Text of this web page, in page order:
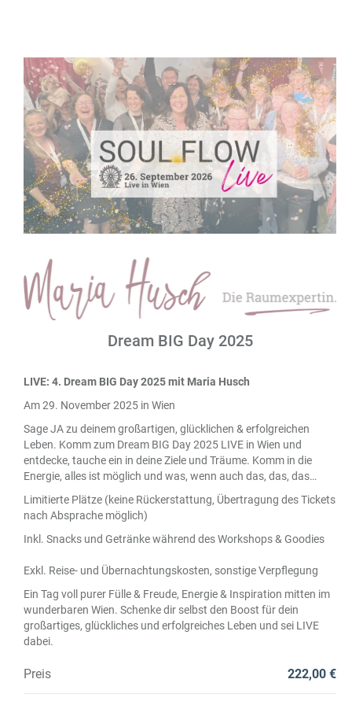
Dream BIG Day 2025
LIVE: 4. Dream BIG Day 2025 mit Maria Husch
Am 29. November 2025 in Wien
Sage JA zu deinem großartigen, glücklichen & erfolgreichen
Leben. Komm zum Dream BIG Day 2025 LIVE in Wien und
entdecke, tauche ein in deine Ziele und Träume. Komm in die
Energie, alles ist möglich und was, wenn auch das, das, das…
Limitierte Plätze (keine Rückerstattung, Übertragung des Tickets
nach Absprache möglich)
Inkl. Snacks und Getränke während des Workshops & Goodies
Exkl. Reise- und Übernachtungskosten, sonstige Verpflegung
Ein Tag voll purer Fülle & Freude, Energie & Inspiration mitten im
wunderbaren Wien. Schenke dir selbst den Boost für dein
großartiges, glückliches und erfolgreiches Leben und sei LIVE
dabei.
Preis 222,00 €